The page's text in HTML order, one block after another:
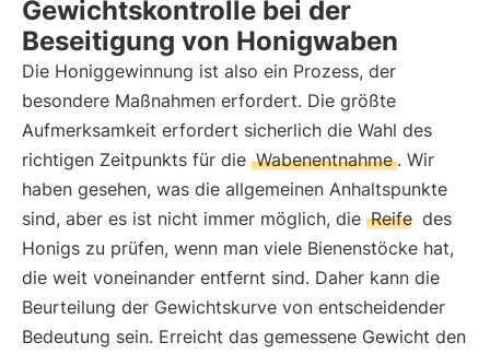
Gewichtskontrolle bei der
Beseitigung von Honigwaben
Die Honiggewinnung ist also ein Prozess, der
besondere Maßnahmen erfordert. Die größte
Aufmerksamkeit erfordert sicherlich die Wahl des
richtigen Zeitpunkts für die Wabenentnahme . Wir
haben gesehen, was die allgemeinen Anhaltspunkte
sind, aber es ist nicht immer möglich, die Reife des
Honigs zu prüfen, wenn man viele Bienenstöcke hat,
die weit voneinander entfernt sind. Daher kann die
Beurteilung der Gewichtskurve von entscheidender
Bedeutung sein. Erreicht das gemessene Gewicht den